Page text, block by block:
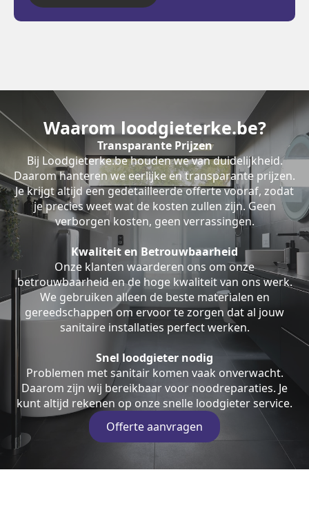
Waarom loodgieterke.be?
Transparante Prijzen
Bij Loodgieterke.be houden we van duidelijkheid.
Daarom hanteren we eerlijke en transparante prijzen.
Je krijgt altijd een gedetailleerde offerte vooraf, zodat
je precies weet wat de kosten zullen zijn. Geen
verborgen kosten, geen verrassingen.
Kwaliteit en Betrouwbaarheid
Onze klanten waarderen ons om onze
betrouwbaarheid en de hoge kwaliteit van ons werk.
We gebruiken alleen de beste materialen en
gereedschappen om ervoor te zorgen dat al jouw
sanitaire installaties perfect werken.
Snel loodgieter nodig
Problemen met sanitair komen vaak onverwacht.
Daarom zijn wij bereikbaar voor noodreparaties. Je
kunt altijd rekenen op onze snelle loodgieter service.
Offerte aanvragen